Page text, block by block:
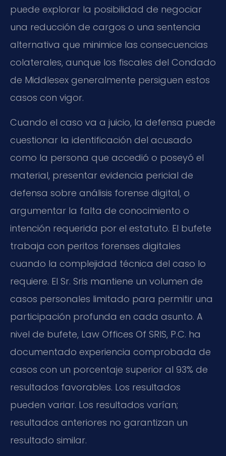
puede explorar la posibilidad de negociar
una reducción de cargos o una sentencia
alternativa que minimice las consecuencias
colaterales, aunque los fiscales del Condado
de Middlesex generalmente persiguen estos
casos con vigor.
Cuando el caso va a juicio, la defensa puede
cuestionar la identificación del acusado
como la persona que accedió o poseyó el
material, presentar evidencia pericial de
defensa sobre análisis forense digital, o
argumentar la falta de conocimiento o
intención requerida por el estatuto. El bufete
trabaja con peritos forenses digitales
cuando la complejidad técnica del caso lo
requiere. El Sr. Sris mantiene un volumen de
casos personales limitado para permitir una
participación profunda en cada asunto. A
nivel de bufete, Law Offices Of SRIS, P.C. ha
documentado experiencia comprobada de
casos con un porcentaje superior al 93% de
resultados favorables. Los resultados
pueden variar. Los resultados varían;
resultados anteriores no garantizan un
resultado similar.